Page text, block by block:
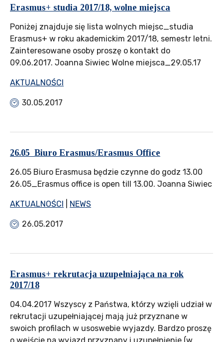
Erasmus+ studia 2017/18, wolne miejsca
Poniżej znajduje się lista wolnych miejsc_studia
Erasmus+ w roku akademickim 2017/18, semestr letni.
Zainteresowane osoby proszę o kontakt do
09.06.2017. Joanna Siwiec Wolne miejsca_29.05.17
AKTUALNOŚCI
30.05.2017
26.05_Biuro Erasmus/Erasmus Office
26.05 Biuro Erasmusa będzie czynne do godz 13.00
26.05_Erasmus office is open till 13.00. Joanna Siwiec
AKTUALNOŚCI NEWS
26.05.2017
Erasmus+ rekrutacja uzupełniająca na rok
2017/18
04.04.2017 Wszyscy z Państwa, którzy wzięli udział w
rekrutacji uzupełniającej mają już przyznane w
swoich profilach w usoswebie wyjazdy. Bardzo proszę